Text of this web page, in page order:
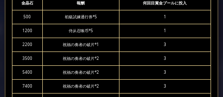
金晶石 報酬 何回目賞金プールに投入
500 初級試練通行券*5 1
1200 侍从召唤币*5 1
2200 祝福の奏者の破片*1 3
3500 祝福の奏者の破片*2 3
5400 祝福の奏者の破片*2 3
7400 祝福の奏者の破片*2 3